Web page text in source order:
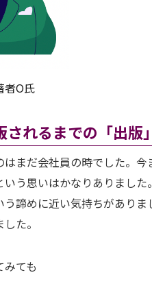
者O氏
されるまでの「出版
はまだ会社員の時でした。今
いう思いはかなりありまし
う諦めに近い気持ちがあり
た。
みても